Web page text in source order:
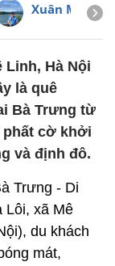
Xuân Minh
Hà Nội
là quê
Bà Trưng từ
cờ khởi
và định đô.
Trưng - Di
Lôi, xã Mê
du khách
mát,